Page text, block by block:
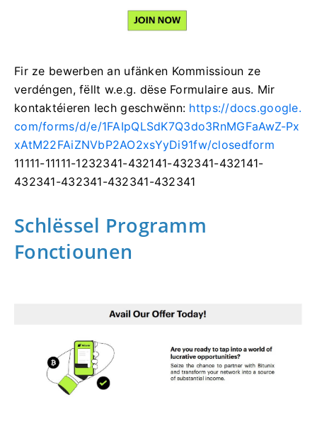
Fir ze bewerben an ufänken Kommissioun ze
verdéngen, fëllt w.e.g. dëse Formulaire aus. Mir
kontaktéieren Iech geschwënn: https://docs.google.
com/forms/d/e/1FAIpQLSdK7Q3do3RnMGFaAwZ-Px
xAtM22FAiZNVbP2AO2xsYyDi91fw/closedform
11111-11111-1232341-432141-432341-432141-
432341-432341-432341-432341
Schlëssel Programm
Fonctiounen